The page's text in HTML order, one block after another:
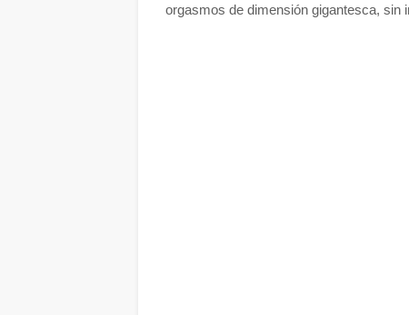
orgasmos de dimensión gigantesca, sin